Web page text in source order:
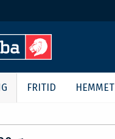
FRITID HEMMET